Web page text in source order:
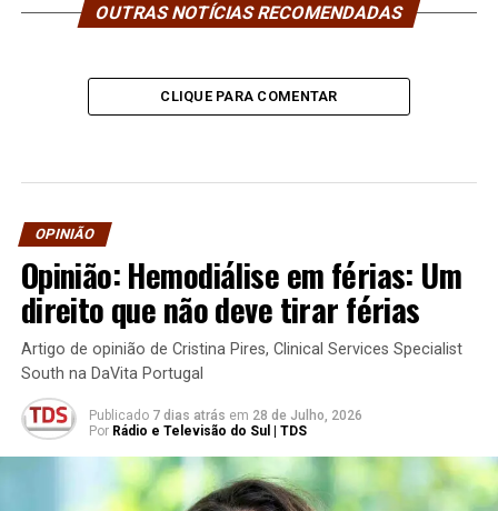
OUTRAS NOTÍCIAS RECOMENDADAS
CLIQUE PARA COMENTAR
OPINIÃO
Opinião: Hemodiálise em férias: Um
direito que não deve tirar férias
Artigo de opinião de Cristina Pires, Clinical Services Specialist
South na DaVita Portugal
Publicado 7 dias atrás em 28 de Julho, 2026
Por Rádio e Televisão do Sul | TDS